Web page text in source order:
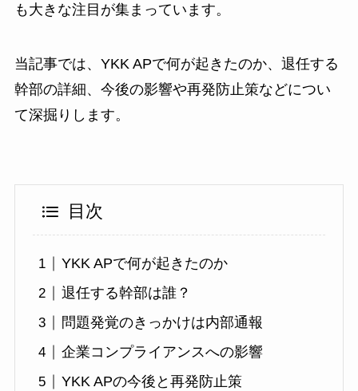
も大きな注目が集まっています。
当記事では、YKK APで何が起きたのか、退任する
幹部の詳細、今後の影響や再発防止策などについ
て深掘りします。
目次
YKK APで何が起きたのか
退任する幹部は誰？
問題発覚のきっかけは内部通報
企業コンプライアンスへの影響
YKK APの今後と再発防止策